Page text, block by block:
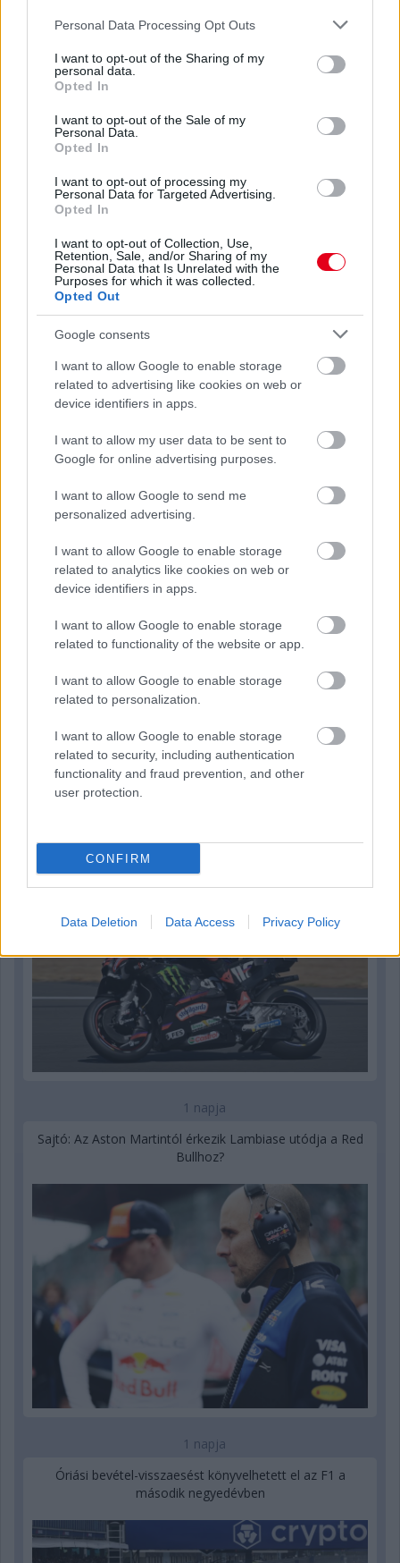
Please note that this website/app uses one or more Google
not limited to your visit or usage behaviour. You may click to
grant or deny consent to Google and its third-party tags to
use your data for below specified purposes in below Google
consent section.
Personal Data Processing Opt Outs
I want to opt-out of the Sharing of my
personal data.
Opted In
I want to opt-out of the Sale of my
Personal Data.
Opted In
I want to opt-out of processing my
Personal Data for Targeted Advertising.
Opted In
I want to opt-out of Collection, Use,
Retention, Sale, and/or Sharing of my
Personal Data that Is Unrelated with the
Purposes for which it was collected.
Opted Out
Google consents
I want to allow Google to enable storage
related to advertising like cookies on web or
device identifiers in apps.
I want to allow my user data to be sent to
Google for online advertising purposes.
I want to allow Google to send me
personalized advertising.
I want to allow Google to enable storage
related to analytics like cookies on web or
device identifiers in apps.
I want to allow Google to enable storage
related to functionality of the website or app.
I want to allow Google to enable storage
related to personalization.
I want to allow Google to enable storage
related to security, including authentication
functionality and fraud prevention, and other
user protection.
CONFIRM
Data Deletion Data Access Privacy Policy
21 órája
Domenicali szerint
1 napja
„Jó látni, hogy közel az álom” – Camara az F1-es
pletykákról
körrekordon
1 napja
Sajtó: Az Aston Martintól érkezik Lambiase utódja a Red
Bullhoz?
1 napja
Óriási bevétel-visszaesést könyvelhetett el az F1 a
második negyedévben